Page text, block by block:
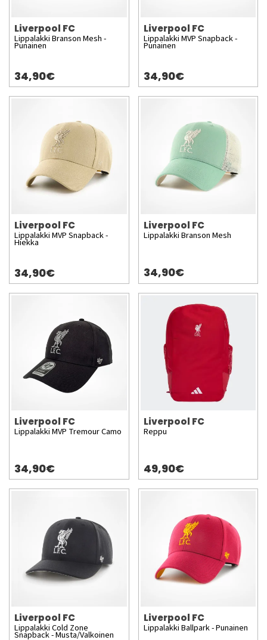
Liverpool FC
Lippalakki Branson Mesh -
Punainen
34,90€
Liverpool FC
Lippalakki MVP Snapback -
Punainen
34,90€
Liverpool FC
Lippalakki MVP Snapback -
Hiekka
34,90€
Liverpool FC
Lippalakki Branson Mesh
34,90€
Liverpool FC
Lippalakki MVP Tremour Camo
34,90€
Liverpool FC
Reppu
49,90€
Liverpool FC
Lippalakki Cold Zone
Snapback - Musta/Valkoinen
Liverpool FC
Lippalakki Ballpark - Punainen